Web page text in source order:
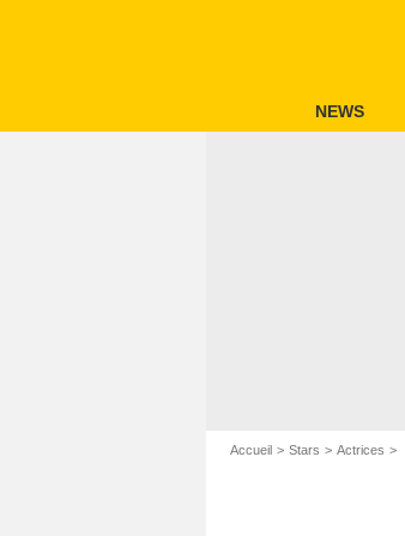
NEWS
Accueil Stars Actrices